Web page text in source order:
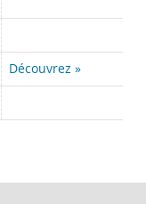
Découvrez »